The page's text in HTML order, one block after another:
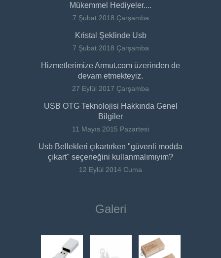
Mükemmel Hediyeler....
7 Şubat 2018 Çarşamba
Kristal Şeklinde Usb
7 Şubat 2018 Çarşamba
Hizmetlerimize Armut.com üzerinden de
devam etmekteyiz.
27 Eylül 2017 Çarşamba
USB OTG Teknolojisi Hakkında Genel
Bilgiler
11 Mayıs 2015 Pazartesi
Usb Bellekleri çıkartırken "güvenli modda
çıkart" seçeneğini kullanmalımıyım?
12 Eylül 2014 Cuma
Galeri